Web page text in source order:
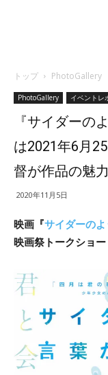
トップ PhotoGallery
PhotoGallery イベントレ
『サイダーの
は2021年6月
督が作品の魅
2020年11月5日
映画『サイダーの
映画祭トークショー